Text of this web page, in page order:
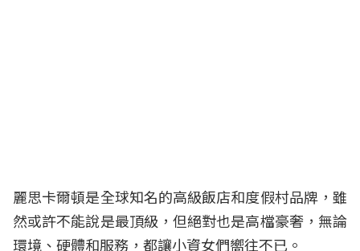
麗思卡爾頓是全球知名的高級飯店和度假村品牌，雖
然或許不能說是最頂級，但絕對也是高檔豪奢，無論
環境、硬體和服務，都讓小資女們嚮往不已。